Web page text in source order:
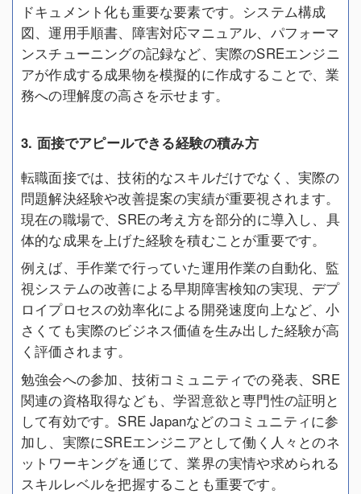
ドキュメント化も重要な要素です。システム構成
図、運用手順書、障害対応マニュアル、パフォーマ
ンスチューニングの記録など、実際のSREエンジニ
アが作成する成果物を模擬的に作成することで、業
務への理解度の高さを示せます。
3. 面接でアピールできる経験の積み方
転職面接では、技術的なスキルだけでなく、実際の
問題解決経験や改善提案の実績が重要視されます。
現在の職場で、SREの考え方を部分的に導入し、具
体的な成果を上げた経験を積むことが重要です。
例えば、手作業で行っていた運用作業の自動化、監
視システムの改善による早期障害検知の実現、デプ
ロイプロセスの効率化による開発速度向上など、小
さくても実際のビジネス価値を生み出した経験が高
く評価されます。
勉強会への参加、技術コミュニティでの発表、SRE
関連の資格取得なども、学習意欲と専門性の証明と
して有効です。SRE Japanなどのコミュニティに参
加し、実際にSREエンジニアとして働く人々とのネ
ットワーキングを通じて、業界の実情や求められる
スキルレベルを把握することも重要です。